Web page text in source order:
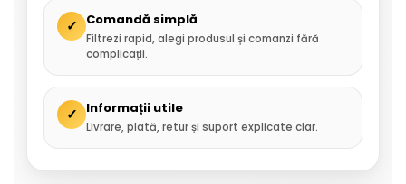
✓ Comandă simplă
Filtrezi rapid, alegi produsul și comanzi fără
complicații.
✓ Informații utile
Livrare, plată, retur și suport explicate clar.